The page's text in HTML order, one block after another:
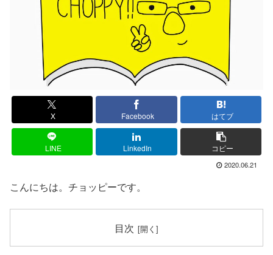
X Facebook はてブ
LINE LinkedIn コピー
2020.06.21
こんにちは。チョッピーです。
目次